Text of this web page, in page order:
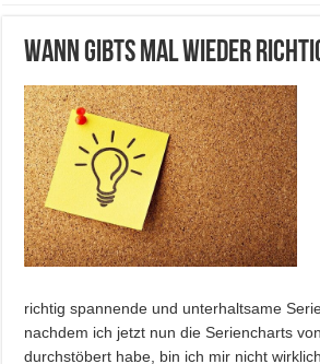
Wann gibts mal wieder
richtig spannende und unterhaltsame
nachdem ich jetzt nun die Seriencharts
durchstöbert habe, bin ich mir nicht